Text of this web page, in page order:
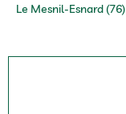
Le Mesnil-Esnard (76)